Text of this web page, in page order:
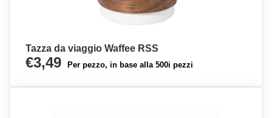
Tazza da viaggio Waffee RSS
€3,49 Per pezzo, in base alla 500i pezzi